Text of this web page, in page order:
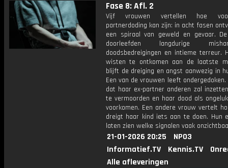
Fase 8: Afl. 2
Vijf vrouwen vertellen hoe
partnerdoding kan zijn: in acht fasen
een spiraal van geweld en gevaar.
doorleefden langdurige
doodsbedreigingen en intieme terreur.
wisten te ontkomen aan de laatste
blijft de dreiging en angst aanwezig in
Een van de vrouwen leeft
dat haar ex-partner anderen zal
te vermoorden en haar dood als
voorkomen. Een andere vrouw vertelt
dreigt haar kind iets aan te doen. Hun
laten zien welke signalen vaak
21-01-2026 20:25
NPO3
Informatief.TV
Kennis.TV
Alle afleveringen